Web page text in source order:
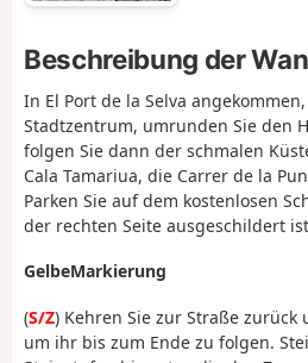
Beschreibung der
In El Port de la Selva
Stadtzentrum, umrunden Sie den
folgen Sie dann der schmalen
Cala Tamariua, die Carrer de la
Parken Sie auf dem kostenlosen
der rechten Seite ausgeschildert
GelbeMarkierung
(S/Z) Kehren Sie zur Straße zurück
um ihr bis zum Ende zu folgen.